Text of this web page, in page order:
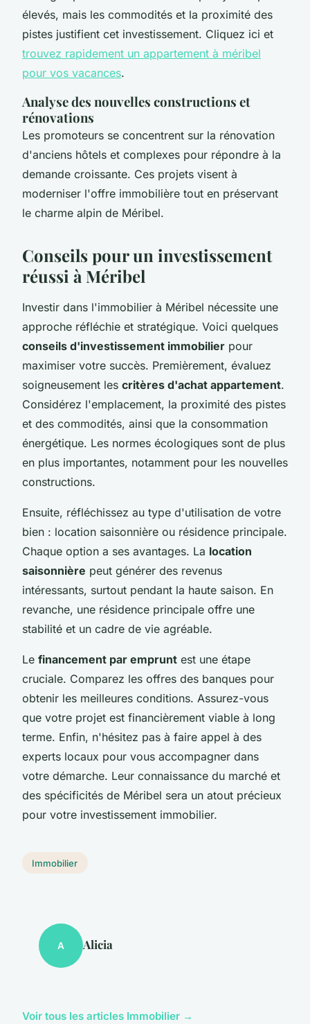
élevés, mais les commodités et la proximité des
pistes justifient cet investissement. Cliquez ici et
trouvez rapidement un appartement à méribel
pour vos vacances.
Analyse des nouvelles constructions et
rénovations
Les promoteurs se concentrent sur la rénovation
d'anciens hôtels et complexes pour répondre à la
demande croissante. Ces projets visent à
moderniser l'offre immobilière tout en préservant
le charme alpin de Méribel.
Conseils pour un investissement
réussi à Méribel
Investir dans l'immobilier à Méribel nécessite une
approche réfléchie et stratégique. Voici quelques
conseils d'investissement immobilier pour
maximiser votre succès. Premièrement, évaluez
soigneusement les critères d'achat appartement.
Considérez l'emplacement, la proximité des pistes
et des commodités, ainsi que la consommation
énergétique. Les normes écologiques sont de plus
en plus importantes, notamment pour les nouvelles
constructions.
Ensuite, réfléchissez au type d'utilisation de votre
bien : location saisonnière ou résidence principale.
Chaque option a ses avantages. La location
saisonnière peut générer des revenus
intéressants, surtout pendant la haute saison. En
revanche, une résidence principale offre une
stabilité et un cadre de vie agréable.
Le financement par emprunt est une étape
cruciale. Comparez les offres des banques pour
obtenir les meilleures conditions. Assurez-vous
que votre projet est financièrement viable à long
terme. Enfin, n'hésitez pas à faire appel à des
experts locaux pour vous accompagner dans
votre démarche. Leur connaissance du marché et
des spécificités de Méribel sera un atout précieux
pour votre investissement immobilier.
Immobilier
A Alicia
Voir tous les articles Immobilier →